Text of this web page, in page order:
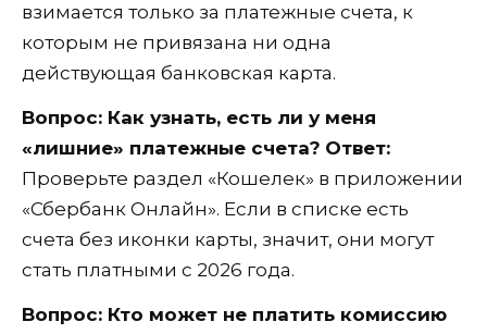
взимается только за платежные счета, к
которым не привязана ни одна
действующая банковская карта.
Вопрос: Как узнать, есть ли у меня
«лишние» платежные счета? Ответ:
Проверьте раздел «Кошелек» в приложении
«Сбербанк Онлайн». Если в списке есть
счета без иконки карты, значит, они могут
стать платными с 2026 года.
Вопрос: Кто может не платить комиссию